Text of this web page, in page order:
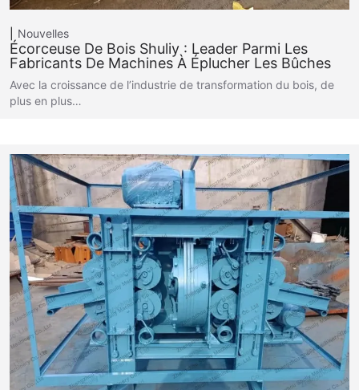
Nouvelles
Écorceuse De Bois Shuliy : Leader Parmi Les
Fabricants De Machines À Éplucher Les Bûches
Avec la croissance de l’industrie de transformation du bois, de
plus en plus…